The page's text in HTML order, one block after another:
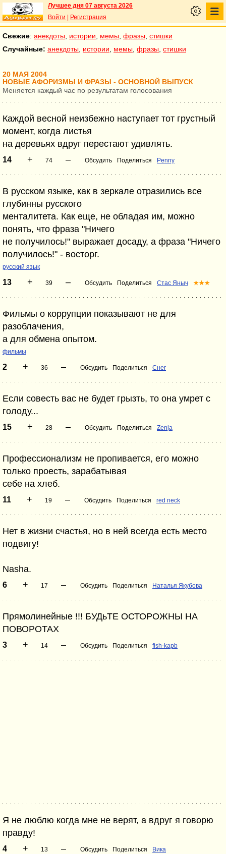
Лучшее дня 07 августа 2026
Войти
Регистрация
Свежие: анекдоты истории мемы фразы стишки
Случайные: анекдоты истории мемы фразы стишки
20 МАЯ 2004
НОВЫЕ АФОРИЗМЫ И ФРАЗЫ - ОСНОВНОЙ ВЫПУСК
Меняется каждый час по результатам голосования
Каждой весной неизбежно наступает тот грустный
момент, когда листья
на деревьях вдруг перестают удивлять.
14 + 74 – Обсудить Поделиться Penny
В русском языке, как в зеркале отразились все
глубинны русского
менталитета. Как еще, не обладая им, можно
понять, что фраза "Ничего
не получилось!" выражает досаду, а фраза "Ничего
получилось!" - восторг.
русский язык
13 + 39 – Обсудить Поделиться Стас Яныч ★★★
Фильмы о коррупции показывают не для
разоблачения,
а для обмена опытом.
фильмы
2 + 36 – Обсудить Поделиться Снег
Если совесть вас не будет грызть, то она умрет с
голоду...
15 + 28 – Обсудить Поделиться Zenja
Профессионализм не пропивается, его можно
только проесть, зарабатывая
себе на хлеб.
11 + 19 – Обсудить Поделиться red neck
Нет в жизни счастья, но в ней всегда есть место
подвигу!
Nasha.
6 + 17 – Обсудить Поделиться Наталья Якубова
Прямолинейные !!! БУДьТЕ ОСТОРОЖНЫ НА
ПОВОРОТАХ
3 + 14 – Обсудить Поделиться fish-kapb
Я не люблю когда мне не верят, а вдруг я говорю
правду!
4 + 13 – Обсудить Поделиться Вика